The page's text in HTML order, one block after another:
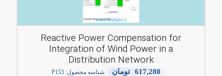
Reactive Power Compensation for
Integration of Wind Power in a
Distribution Network
617,280 تومان شناسه محصول: P153